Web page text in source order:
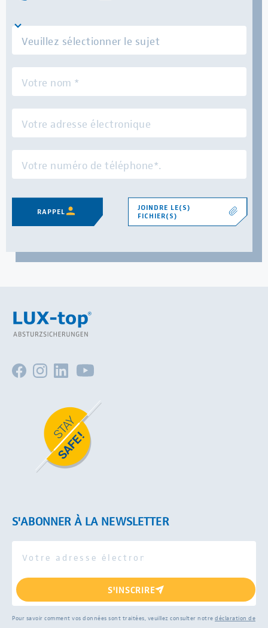
JOINDRE LE(S)
FICHIER(S)
RAPPEL
S'ABONNER À LA NEWSLETTER
S'INSCRIRE
Pour savoir comment vos données sont traitées, veuillez consulter notre déclaration de